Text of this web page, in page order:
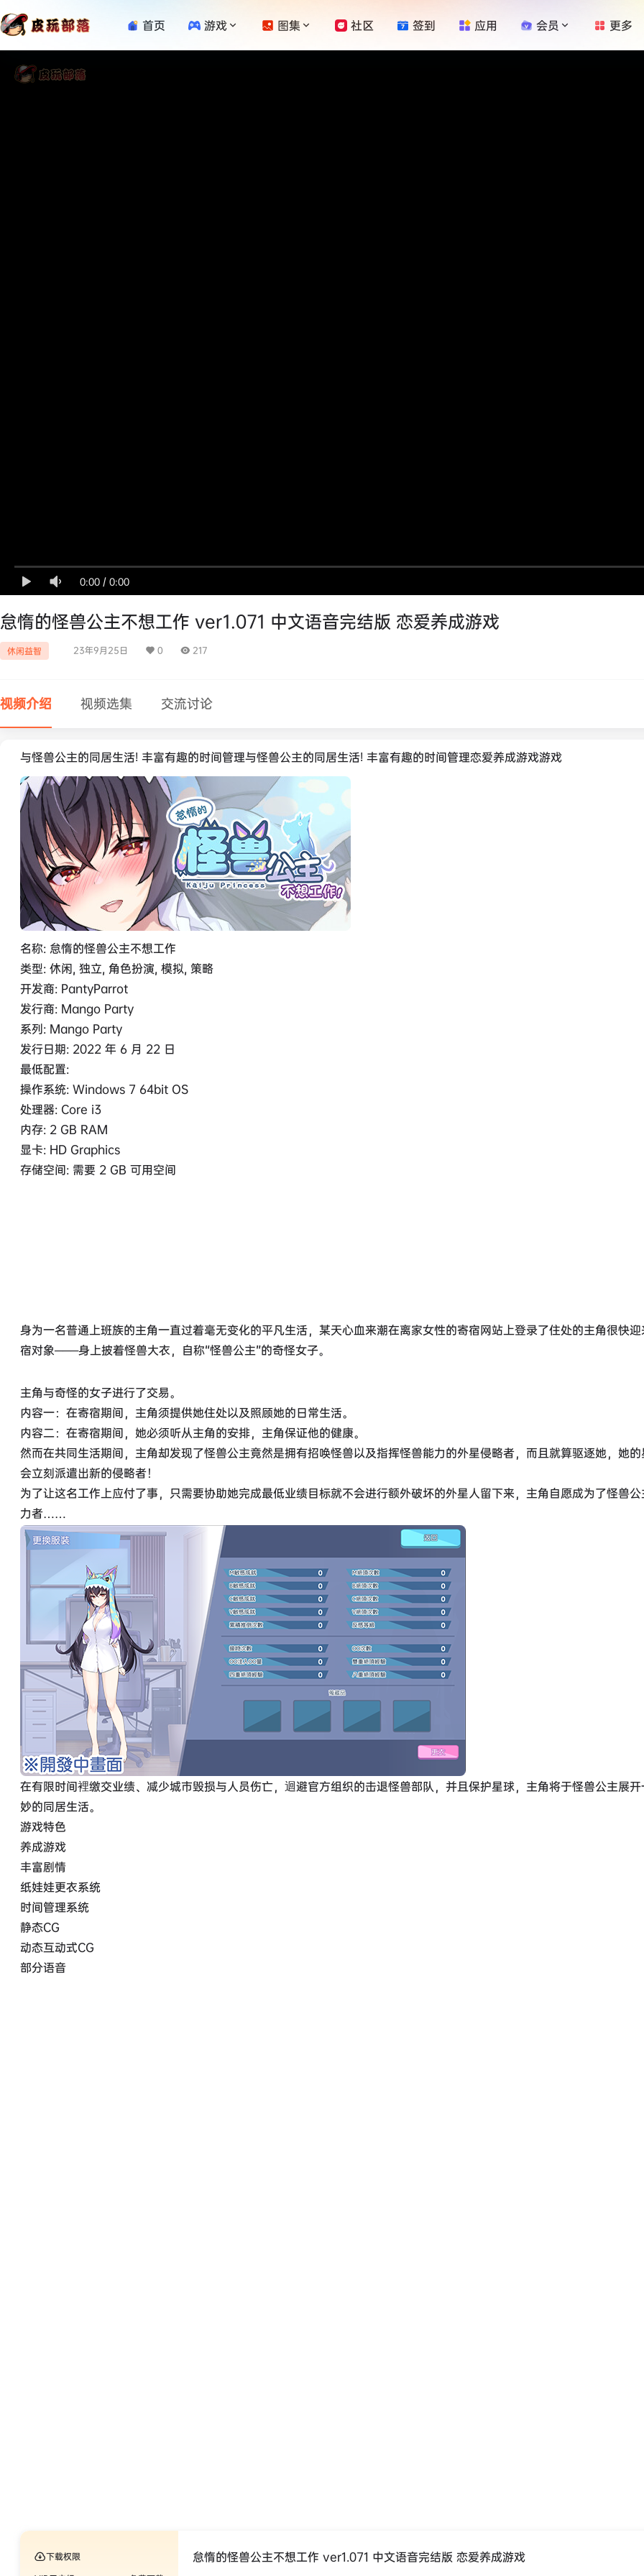
首页 游戏 图集 社区 签到 应用 会员 更多
0:00 / 0:00
怠惰的怪兽公主不想工作 ver1.071 中文语音完结版 恋爱养成游戏
休闲益智 23年9月25日 0 217
视频介绍 视频选集 交流讨论
与怪兽公主的同居生活! 丰富有趣的时间管理与怪兽公主的同居生活! 丰富有趣的时间管理恋爱养成游戏游戏
名称: 怠惰的怪兽公主不想工作
类型: 休闲, 独立, 角色扮演, 模拟, 策略
开发商: PantyParrot
发行商: Mango Party
系列: Mango Party
发行日期: 2022 年 6 月 22 日
最低配置:
操作系统: Windows 7 64bit OS
处理器: Core i3
内存: 2 GB RAM
显卡: HD Graphics
存储空间: 需要 2 GB 可用空间
身为一名普通上班族的主角一直过着毫无变化的平凡生活，某天心血来潮在离家女性的寄宿网站上登录了住处的主角很快
宿对象───身上披着怪兽大衣，自称“怪兽公主”的奇怪女子。
主角与奇怪的女子进行了交易。
内容一：在寄宿期间，主角须提供她住处以及照顾她的日常生活。
内容二：在寄宿期间，她必须听从主角的安排，主角保证他的健康。
然而在共同生活期间，主角却发现了怪兽公主竟然是拥有招唤怪兽以及指挥怪兽能力的外星侵略者，而且就算驱逐她，她
会立刻派遣出新的侵略者！
为了让这名工作上应付了事，只需要协助她完成最低业绩目标就不会进行额外破坏的外星人留下来，主角自愿成为了怪兽
力者……
在有限时间裡缴交业绩、减少城市毁损与人员伤亡，迴避官方组织的击退怪兽部队，并且保护星球，主角将于怪兽公主展
妙的同居生活。
游戏特色
养成游戏
丰富剧情
纸娃娃更衣系统
时间管理系统
静态CG
动态互动式CG
部分语音
下载权限
怠惰的怪兽公主不想工作 ver1.071 中文语音完结版 恋爱养成游戏